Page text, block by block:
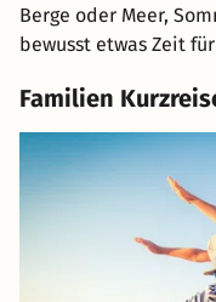
Berge oder Meer,
bewusst etwas Zeit
Familien